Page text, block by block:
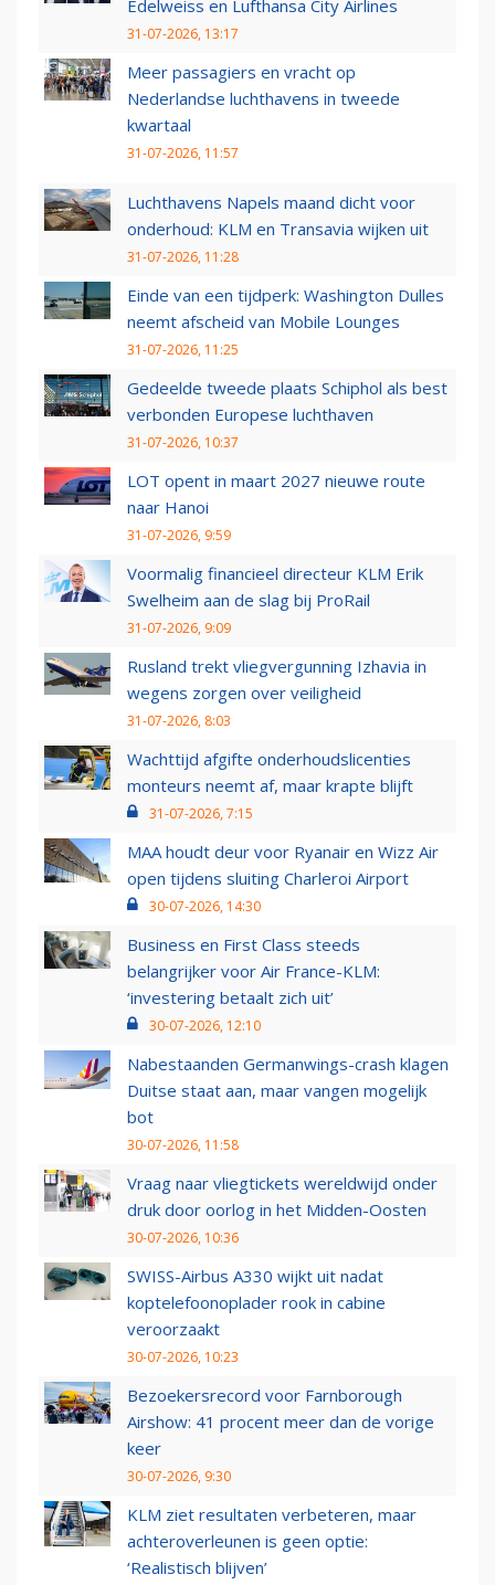
Edelweiss en Lufthansa City Airlines
31-07-2026, 13:17
Meer passagiers en vracht op
Nederlandse luchthavens in tweede
kwartaal
31-07-2026, 11:57
Luchthavens Napels maand dicht voor
onderhoud: KLM en Transavia wijken uit
31-07-2026, 11:28
Einde van een tijdperk: Washington Dulles
neemt afscheid van Mobile Lounges
31-07-2026, 11:25
Gedeelde tweede plaats Schiphol als best
verbonden Europese luchthaven
31-07-2026, 10:37
LOT opent in maart 2027 nieuwe route
naar Hanoi
31-07-2026, 9:59
Voormalig financieel directeur KLM Erik
Swelheim aan de slag bij ProRail
31-07-2026, 9:09
Rusland trekt vliegvergunning Izhavia in
wegens zorgen over veiligheid
31-07-2026, 8:03
Wachttijd afgifte onderhoudslicenties
monteurs neemt af, maar krapte blijft
31-07-2026, 7:15
MAA houdt deur voor Ryanair en Wizz Air
open tijdens sluiting Charleroi Airport
30-07-2026, 14:30
Business en First Class steeds
belangrijker voor Air France-KLM:
‘investering betaalt zich uit’
30-07-2026, 12:10
Nabestaanden Germanwings-crash klagen
Duitse staat aan, maar vangen mogelijk
bot
30-07-2026, 11:58
Vraag naar vliegtickets wereldwijd onder
druk door oorlog in het Midden-Oosten
30-07-2026, 10:36
SWISS-Airbus A330 wijkt uit nadat
koptelefoonoplader rook in cabine
veroorzaakt
30-07-2026, 10:23
Bezoekersrecord voor Farnborough
Airshow: 41 procent meer dan de vorige
keer
30-07-2026, 9:30
KLM ziet resultaten verbeteren, maar
achteroverleunen is geen optie:
‘Realistisch blijven’